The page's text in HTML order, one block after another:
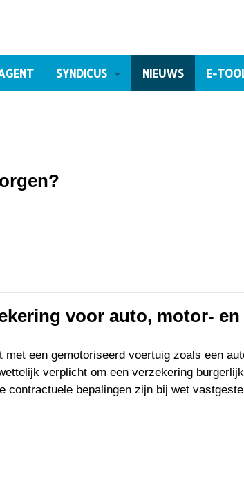
SYNDICUS NIEUWS E-
voor auto, motor-
een gemotoriseerd voertuig zoals een
verplicht om een verzekering
contractuele bepalingen zijn bij wet